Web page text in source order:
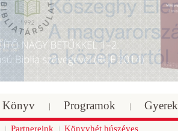
Könyv Programok Gyerek
Partnereink Könyvhét húszéves